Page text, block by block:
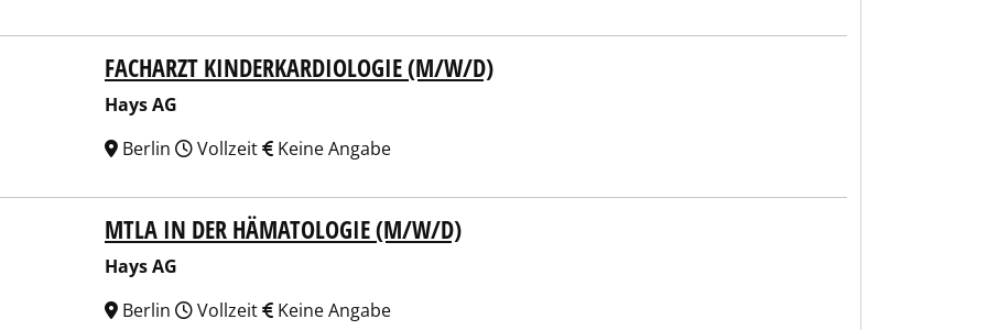
FACHARZT KINDERKARDIOLOGIE (M/W/D)
Hays AG
Berlin
Vollzeit Keine Angabe
MTLA IN DER HÄMATOLOGIE (M/W/D)
Hays AG
Berlin
Vollzeit Keine Angabe